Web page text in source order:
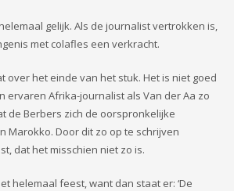
gelijk. Als de journalist vertrokken is,
met colafles een verkracht.
over het einde van het stuk. Het is niet goed
ervaren Afrika-journalist als Van der Aa zo
de Berbers zich de oorspronkelijke
Marokko. Door dit zo op te schrijven
dat het misschien niet zo is.
helemaal feest, want dan staat er: ‘De